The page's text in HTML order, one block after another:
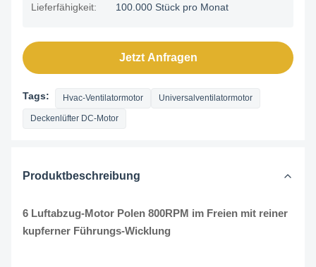
Lieferfähigkeit: 100.000 Stück pro Monat
Jetzt Anfragen
Tags: Hvac-Ventilatormotor Universalventilatormotor
Deckenlüfter DC-Motor
Produktbeschreibung
6 Luftabzug-Motor Polen 800RPM im Freien mit reiner
kupferner Führungs-Wicklung